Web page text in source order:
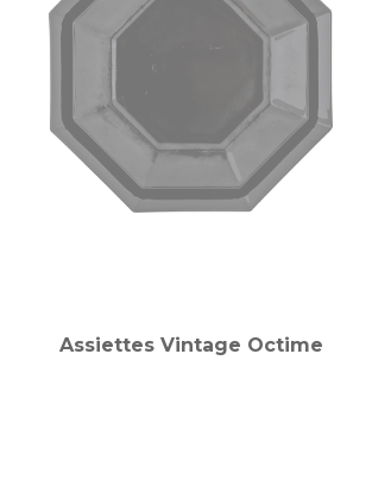
Assiettes Vintage Octime